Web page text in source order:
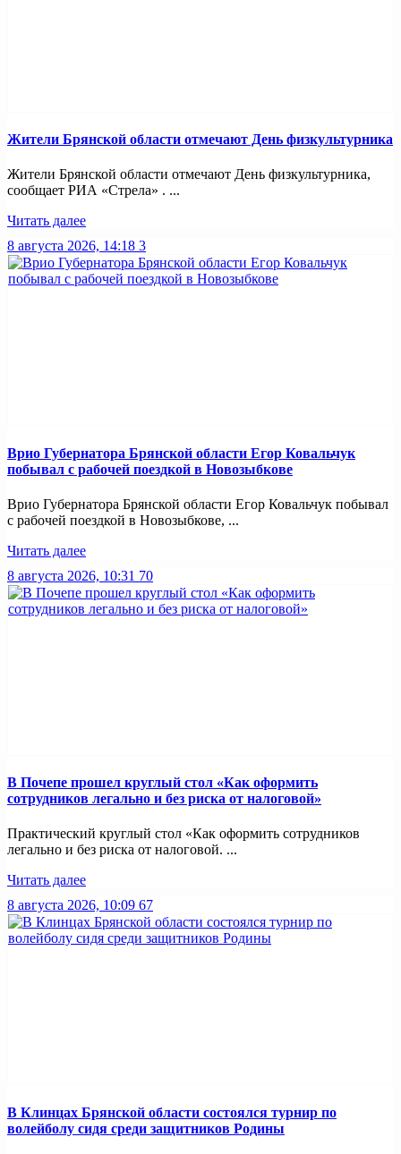
Жители Брянской области отмечают День физкультурника
Жители Брянской области отмечают День физкультурника,
сообщает РИА «Стрела» . ...
Читать далее
8 августа 2026, 14:18 3
Врио Губернатора Брянской области Егор Ковальчук
побывал с рабочей поездкой в Новозыбкове
Врио Губернатора Брянской области Егор Ковальчук побывал
с рабочей поездкой в Новозыбкове, ...
Читать далее
8 августа 2026, 10:31 70
В Почепе прошел круглый стол «Как оформить
сотрудников легально и без риска от налоговой»
Практический круглый стол «Как оформить сотрудников
легально и без риска от налоговой. ...
Читать далее
8 августа 2026, 10:09 67
В Клинцах Брянской области состоялся турнир по
волейболу сидя среди защитников Родины